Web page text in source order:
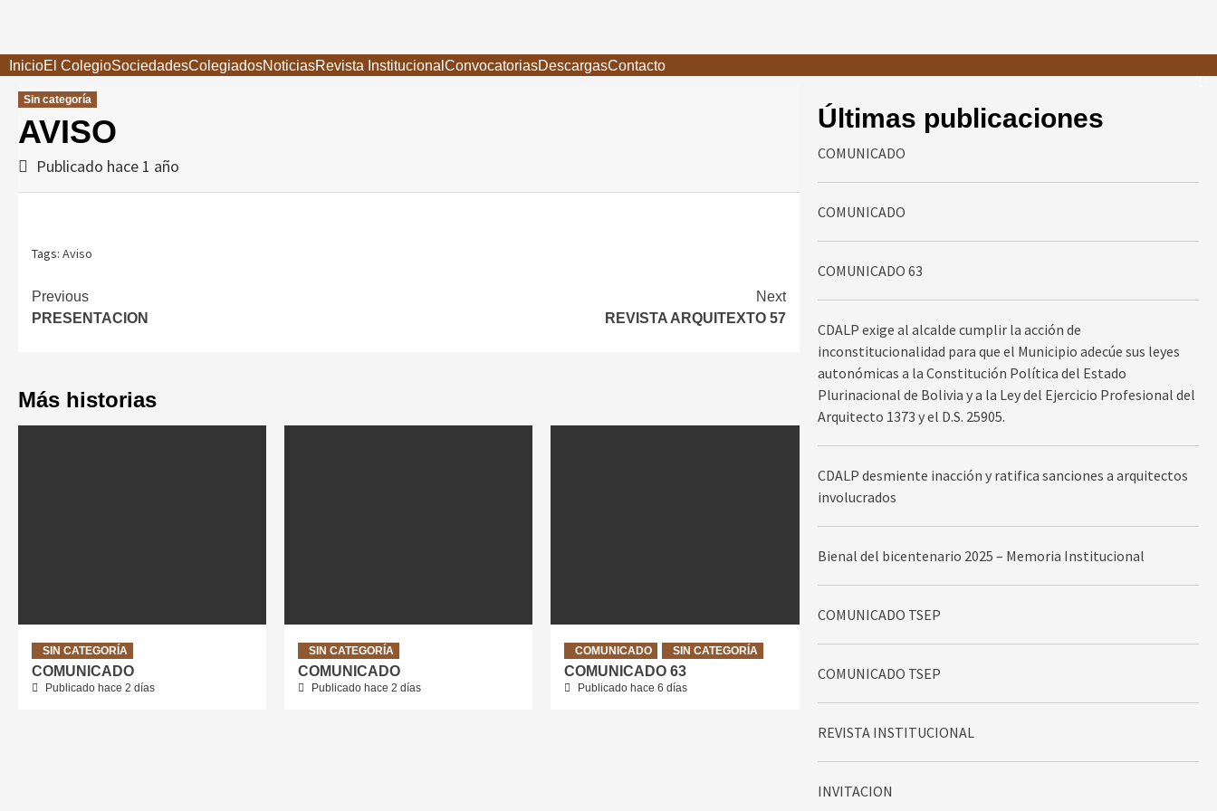
contenido
InicioEl ColegioSociedadesColegiadosNoticiasRevista Institucional ConvocatoriasDescargasContacto
Sin categoría
AVISO
Publicado hace 1 año
Tags: Aviso
Continue
Reading
Previous
PRESENTACION
Next
REVISTA ARQUITEXTO 57
Más historias
SIN CATEGORÍA
COMUNICADO
Publicado hace 2 días
SIN CATEGORÍA
COMUNICADO
Publicado hace 2 días
COMUNICADO SIN CATEGORÍA
COMUNICADO 63
Publicado hace 6 días
Últimas publicaciones
COMUNICADO
COMUNICADO
COMUNICADO 63
CDALP exige al alcalde cumplir la acción de
inconstitucionalidad para que el Municipio adecúe sus leyes
autonómicas a la Constitución Política del Estado
Plurinacional de Bolivia y a la Ley del Ejercicio Profesional del
Arquitecto 1373 y el D.S. 25905.
CDALP desmiente inacción y ratifica sanciones a arquitectos
involucrados
Bienal del bicentenario 2025 – Memoria Institucional
COMUNICADO TSEP
COMUNICADO TSEP
REVISTA INSTITUCIONAL
INVITACION